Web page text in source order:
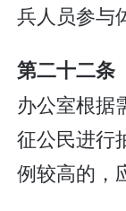
兵人员参与
第二十二条
办公室根据
征公民进行
例较高的，